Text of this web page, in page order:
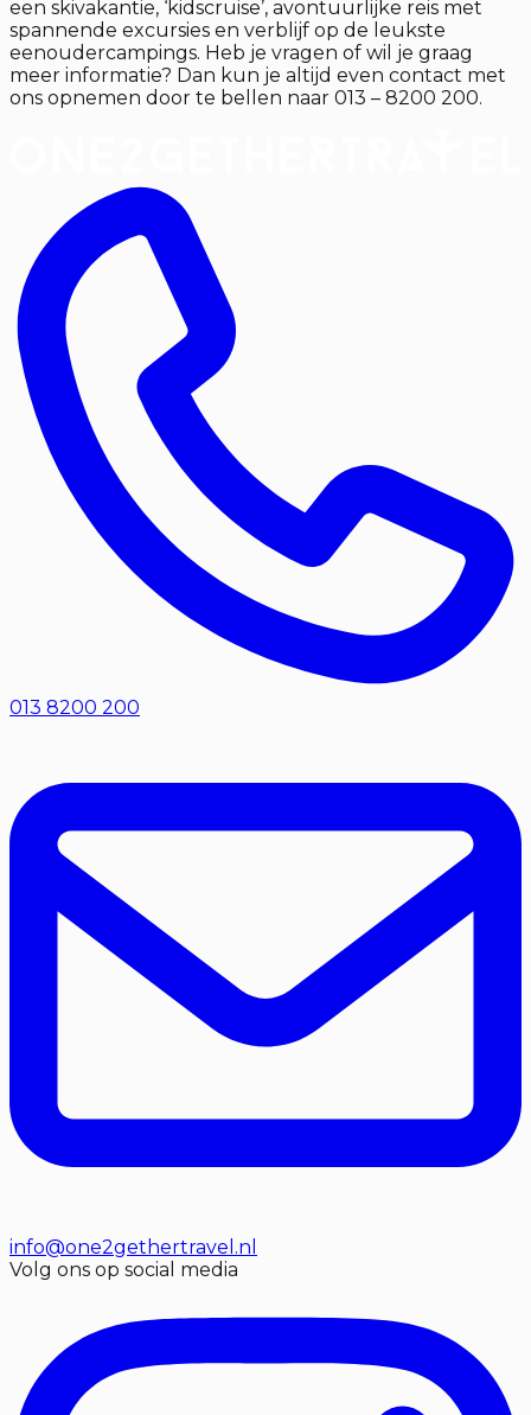
een skivakantie, ‘kidscruise’, avontuurlijke reis met
spannende excursies en verblijf op de leukste
eenoudercampings. Heb je vragen of wil je graag
meer informatie? Dan kun je altijd even contact met
ons opnemen door te bellen naar 013 – 8200 200.
013 8200 200
info@one2gethertravel.nl
Volg ons op social media